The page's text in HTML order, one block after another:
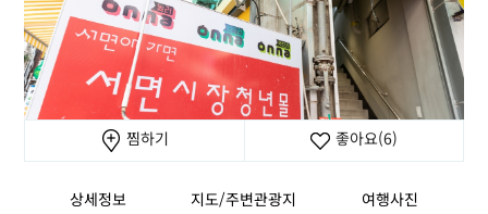
찜하기 좋아요(6)
상세정보 지도/주변관광지 여행사진